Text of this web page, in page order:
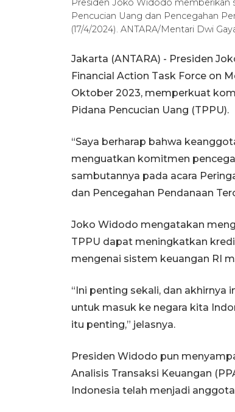
Presiden Joko Widodo memberikan
Pencucian Uang dan Pencegahan
(17/4/2024). ANTARA/Mentari Dwi
Jakarta (ANTARA) - Presiden
Financial Action Task Force on
Oktober 2023, memperkuat
Pidana Pencucian Uang (TPPU).
“Saya berharap bahwa
menguatkan komitmen
sambutannya pada acara
dan Pencegahan Pendanaan
Joko Widodo mengatakan
TPPU dapat meningkatkan
mengenai sistem keuangan RI
“Ini penting sekali, dan
untuk masuk ke negara kita
itu penting,” jelasnya.
Presiden Widodo pun
Analisis Transaksi Keuangan
Indonesia telah menjadi